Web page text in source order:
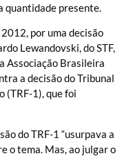
quantidade presente.
por uma decisão
Lewandovski, do STF,
Associação Brasileira
a decisão do Tribunal
(TRF-1), que foi
do TRF-1 “usurpava a
o tema. Mas, ao julgar o